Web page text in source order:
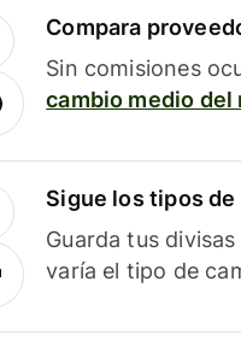
Compara
Sin comisiones
cambio medio del
Sigue los tipos
Guarda tus
varía el tipo de